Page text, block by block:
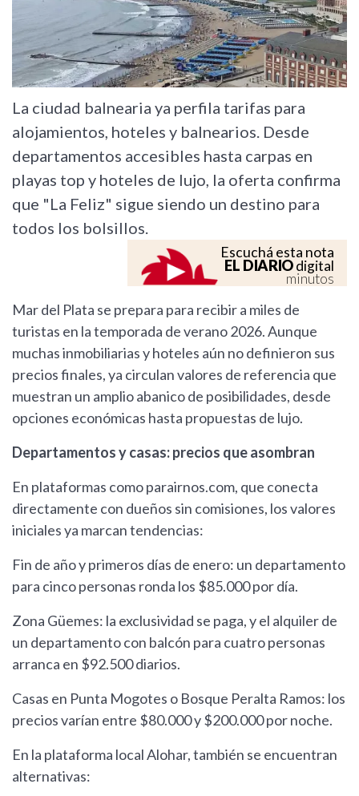
La ciudad balnearia ya perfila tarifas para
alojamientos, hoteles y balnearios. Desde
departamentos accesibles hasta carpas en
playas top y hoteles de lujo, la oferta confirma
que "La Feliz" sigue siendo un destino para
todos los bolsillos.
Escuchá esta nota
EL DIARIOdigital
minutos
Mar del Plata se prepara para recibir a miles de
turistas en la temporada de verano 2026. Aunque
muchas inmobiliarias y hoteles aún no definieron sus
precios finales, ya circulan valores de referencia que
muestran un amplio abanico de posibilidades, desde
opciones económicas hasta propuestas de lujo.
Departamentos y casas: precios que asombran
En plataformas como parairnos.com, que conecta
directamente con dueños sin comisiones, los valores
iniciales ya marcan tendencias:
Fin de año y primeros días de enero: un departamento
para cinco personas ronda los $85.000 por día.
Zona Güemes: la exclusividad se paga, y el alquiler de
un departamento con balcón para cuatro personas
arranca en $92.500 diarios.
Casas en Punta Mogotes o Bosque Peralta Ramos: los
precios varían entre $80.000 y $200.000 por noche.
En la plataforma local Alohar, también se encuentran
alternativas: